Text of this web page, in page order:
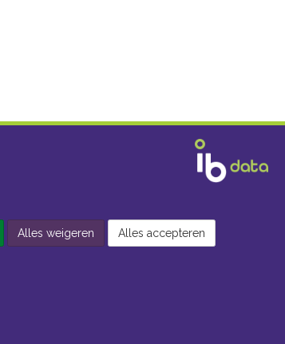
Alles weigeren Alles accepteren